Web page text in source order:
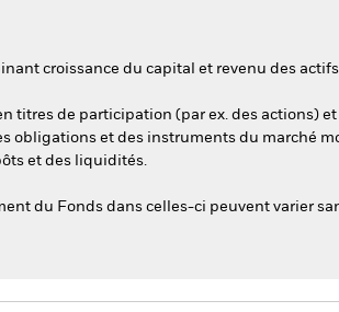
croissance du capital et revenu des
titres de participation (par ex. des actions)
obligations et des instruments du marché
et des liquidités.
du Fonds dans celles-ci peuvent varier